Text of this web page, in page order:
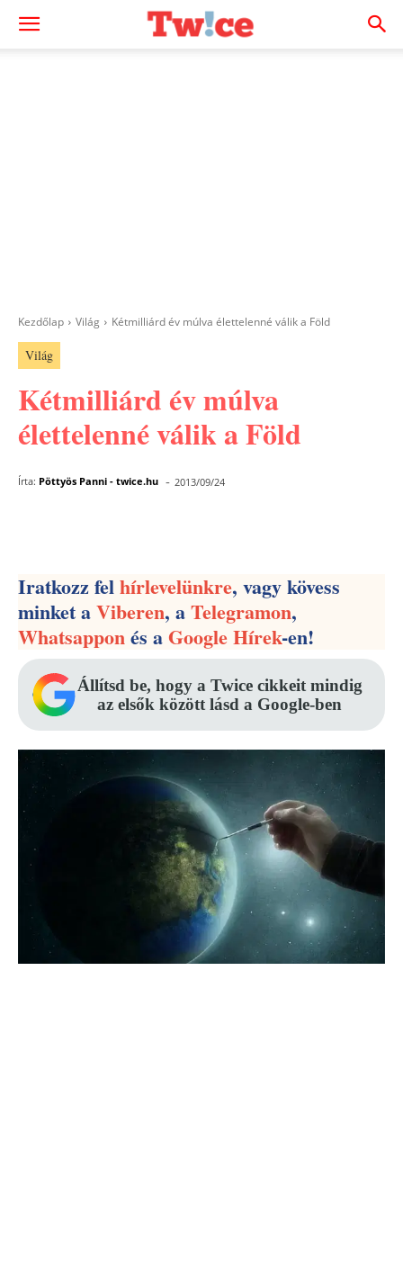
Kezdőlap Világ Kétmilliárd év múlva élettelenné válik a Föld
Világ
Kétmilliárd év múlva
élettelenné válik a Föld
Írta: Pöttyös Panni - twice.hu - 2013/09/24
Iratkozz felhírlevelünkre, vagy kövess
minket aViberen, aTelegramon,
Whatsapponés aGoogle Hírek-en!
Állítsd be, hogy a Twice cikkeit mindig
az elsők között lásd a Google-ben